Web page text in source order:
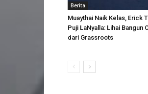
Berita
Muaythai Naik Kelas, Erick
Puji LaNyalla: Lihai Bangun
dari Grassroots